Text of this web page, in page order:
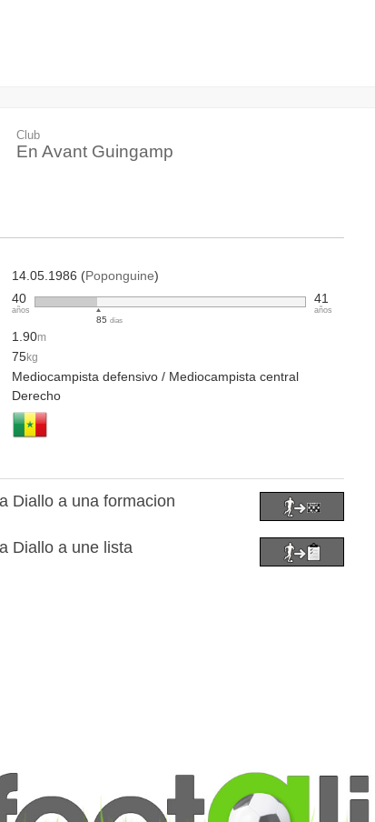
Club
En Avant Guingamp
14.05.1986 (Poponguine)
40
años
85días
41
años
1.90m
75kg
Mediocampista defensivo / Mediocampista central
Derecho
Diallo a una formacion
Diallo a une lista